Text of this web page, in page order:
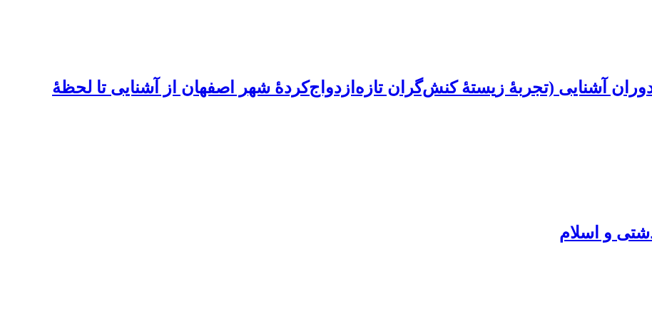
آشنایی (تجربۀ زیستۀ کنش‌گران تازه‌‌ازدواج‌کردۀ شهر اصفهان از آشنایی تا لحظۀ
و اسلام